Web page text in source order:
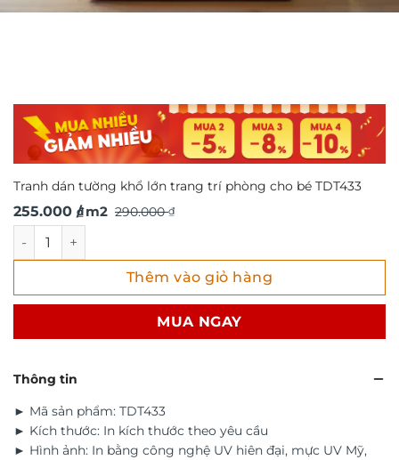
Tranh dán tường khổ lớn trang trí phòng cho bé TDT433
290.000₫
Giá
là:
290.000 ₫.
255.000 ₫
Giá
tại
là:
/ m2
Tranh dán tường khổ lớn trang trí phòng cho bé TDT433
Thêm vào giỏ hàng
MUA NGAY
Thông tin
► Mã sản phẩm: TDT433
► Kích thước: In kích thước theo yêu cầu
► Hình ảnh: In bằng công nghệ UV hiên đại, mực UV Mỹ,